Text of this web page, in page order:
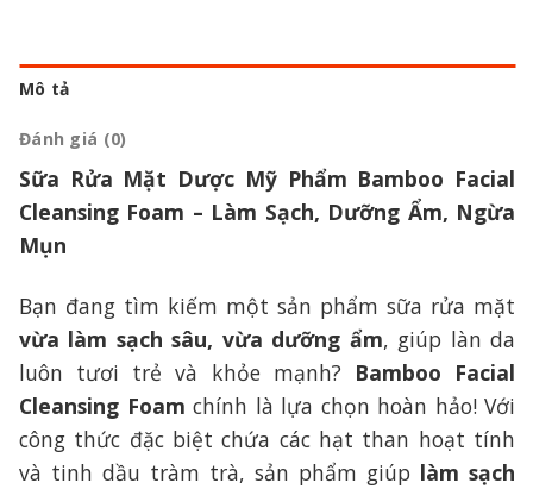
Mô tả
Đánh giá (0)
Sữa Rửa Mặt Dược Mỹ Phẩm Bamboo Facial
Cleansing Foam – Làm Sạch, Dưỡng Ẩm, Ngừa
Mụn
Bạn đang tìm kiếm một sản phẩm sữa rửa mặt
vừa làm sạch sâu, vừa dưỡng ẩm, giúp làn da
luôn tươi trẻ và khỏe mạnh? Bamboo Facial
Cleansing Foam chính là lựa chọn hoàn hảo! Với
công thức đặc biệt chứa các hạt than hoạt tính
và tinh dầu tràm trà, sản phẩm giúp làm sạch